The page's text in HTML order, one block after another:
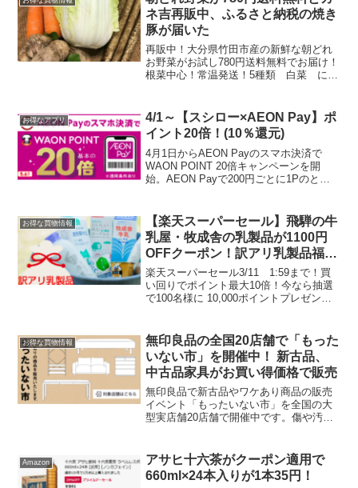
ネ吉再販中、ふるさと納税の焼き
豚が届いた
再販中！大分県竹田市産の新鮮な朝どれ
お野菜がお試し780円送料無料でお届け！
根菜中心！常温発送！5種類 白菜 にん
のをお送してくれるそうです。おためし♪
期間限定 常温...
お得なアプリ
4/1～【スシロー×AEON Pay】ポ
イント20倍！(10％還元)
4月1日からAEON Payのスマホ決済で
WAON POINT 20倍キャンペーンを開
始。AEON Payで200円ごとに1Pのとこ
スマホ決済 AEON P...
お得な買物情報
【楽天スーパーセール】飛騨の牛
乳屋・牧成舎の乳製品が1100円
OFFクーポン！訳アリ乳製品福袋
買いました！
楽天スーパーセール3/11 1:59まで！買
い回りでポイント最大10倍！今なら抽選
で100名様に 10,000ポイントプレゼン
日はエントリー＆楽天カード利用ででポ
イ...
お得な買物情報
無印良品の全国20店舗で「もった
いない市」を開催中！ 新古品、
中古品家具がお買い得価格で販売
無印良品で新古品やワケあり商品の販売
イベント「もったいない市」を全国の大
型実店舗20店舗で開催中です。傷や汚れ
することで資源を有効利用するという企
画だそう。新古品は通常...
Amazon
アサヒ十六茶がクーポン適用で
660ml×24本入りが1本35円！